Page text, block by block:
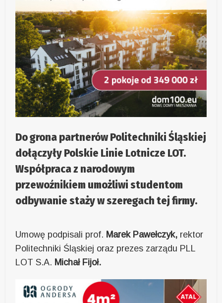
Do grona partnerów Politechniki Śląskiej
dołączyły Polskie Linie Lotnicze LOT.
Współpraca z narodowym
przewoźnikiem umożliwi studentom
odbywanie staży w szeregach tej firmy.
Umowę podpisali prof. Marek Pawełczyk, rektor
Politechniki Śląskiej oraz prezes zarządu PLL
LOT S.A. Michał Fijoł.